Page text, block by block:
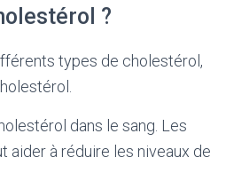
?
types de cholestérol,
dans le sang. Les
aider à réduire les niveaux de